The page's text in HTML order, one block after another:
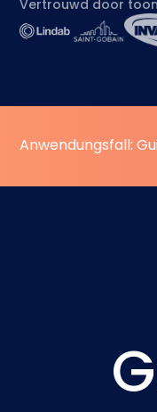
Vertrouwd door
Anwendungsfall: